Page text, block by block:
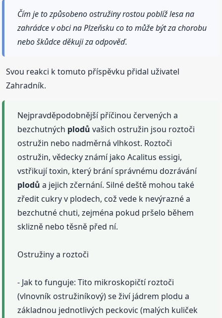
Čím je to způsobeno ostružiny rostou poblíž lesa na
zahrádce v obci na Plzeňsku co to může být za chorobu
nebo škůdce děkuji za odpověď.
Svou reakci k tomuto příspěvku přidal uživatel
Zahradník.
Nejpravděpodobnější příčinou červených a
bezchutných plodů vašich ostružin jsou roztoči
ostružin nebo nadměrná vlhkost. Roztoči
ostružin, vědecky známí jako Acalitus essigi,
vstřikují toxin, který brání správnému dozrávání
plodů a jejich zčernání. Silné deště mohou také
zředit cukry v plodech, což vede k nevýrazné a
bezchutné chuti, zejména pokud pršelo během
sklizně nebo těsně před ní.
Ostružiny a roztoči
- Jak to funguje: Tito mikroskopičtí roztoči
(vlnovník ostružiníkový) se živí jádrem plodu a
základnou jednotlivých peckovic (malých kuliček